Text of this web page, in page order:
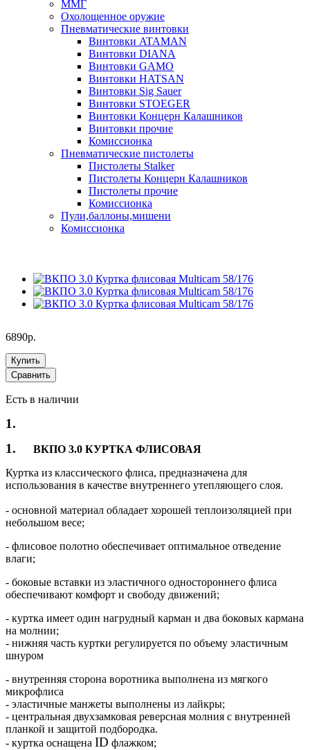
ММГ
Охолощенное оружие
Пневматические винтовки
Винтовки ATAMAN
Винтовки DIANA
Винтовки GAMO
Винтовки HATSAN
Винтовки Sig Sauer
Винтовки STOEGER
Винтовки Концерн Калашников
Винтовки прочие
Комиссионка
Пневматические пистолеты
Пистолеты Stalker
Пистолеты Концерн Калашников
Пистолеты прочие
Комиссионка
Пули,баллоны,мишени
Комиссионка
6890р.
Купить
Сравнить
Есть в наличии
1.
1.
ВКПО 3.0 КУРТКА ФЛИСОВАЯ
Куртка из классического флиса, предназначена для
использования в качестве внутреннего утепляющего слоя.
- основной материал обладает хорошей теплоизоляцией при
небольшом весе;
- флисовое полотно обеспечивает оптимальное отведение
влаги;
- боковые вставки из эластичного одностороннего флиса
обеспечивают комфорт и свободу движений;
- куртка имеет один нагрудный карман и два боковых кармана
на молнии;
- нижняя часть куртки регулируется по объему эластичным
шнуром
- внутренняя сторона воротника выполнена из мягкого
микрофлиса
- эластичные манжеты выполнены из лайкры;
- центральная двухзамковая реверсная молния с внутренней
планкой и защитой подбородка.
- куртка оснащена ID флажком;